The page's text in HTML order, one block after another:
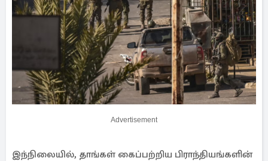
Advertisement
இந்நிலையில், தாங்கள் கைப்பற்றிய பிராந்தியங்களின்